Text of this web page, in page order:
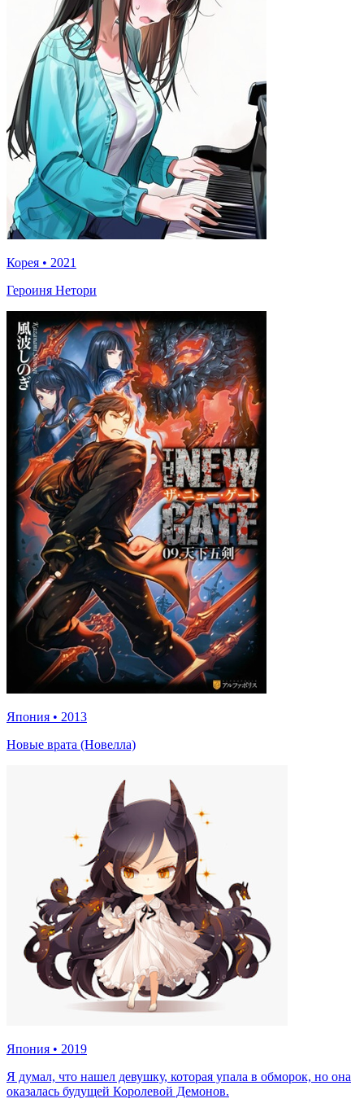
Корея • 2021
Героиня Нетори
Япония • 2013
Новые врата (Новелла)
Япония • 2019
Я думал, что нашел девушку, которая упала в обморок, но она
оказалась будущей Королевой Демонов.